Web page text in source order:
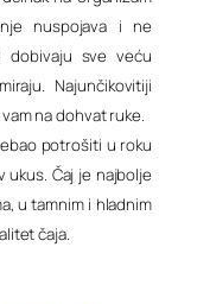
nuspojava i ne
dobivaju sve veću
Najunčikovitiji
na dohvat ruke.
potrošiti u roku
Čaj je najbolje
u tamnim i hladnim
čaja.